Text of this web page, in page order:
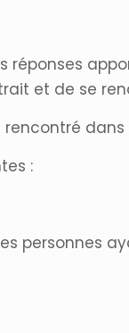
et de se
:
personnes